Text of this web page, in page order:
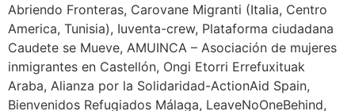
Abriendo Fronteras, Carovane Migranti (Italia, Centro
America, Tunisia), Iuventa-crew, Plataforma ciudadana
Caudete se Mueve, AMUINCA – Asociación de mujeres
inmigrantes en Castellón, Ongi Etorri Errefuxituak
Araba, Alianza por la Solidaridad-ActionAid Spain,
Bienvenidos Refugiados Málaga, LeaveNoOneBehind,